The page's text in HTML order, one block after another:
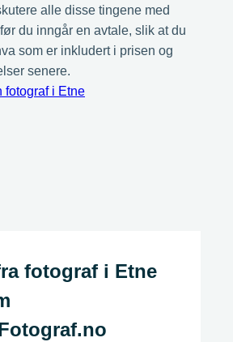
alle disse tingene med
du inngår en avtale, slik at du
som er inkludert i prisen og
senere.
fotograf i Etne
fotograf i Etne